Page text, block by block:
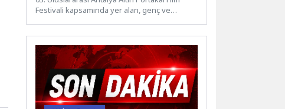
Festivali kapsamında yer alan, genç ve